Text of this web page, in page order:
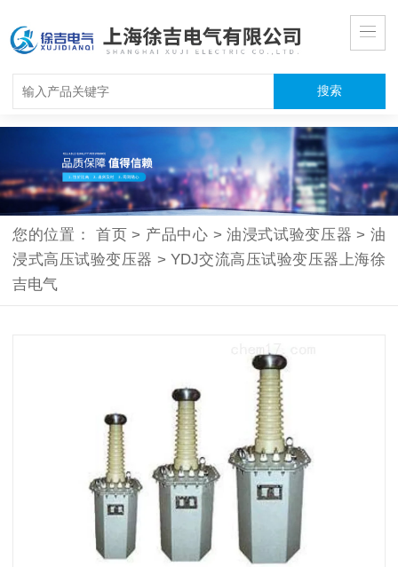
您的位置： 首页 > 产品中心 > 油浸式试验变压器 > 油
浸式高压试验变压器 > YDJ交流高压试验变压器上海徐
吉电气